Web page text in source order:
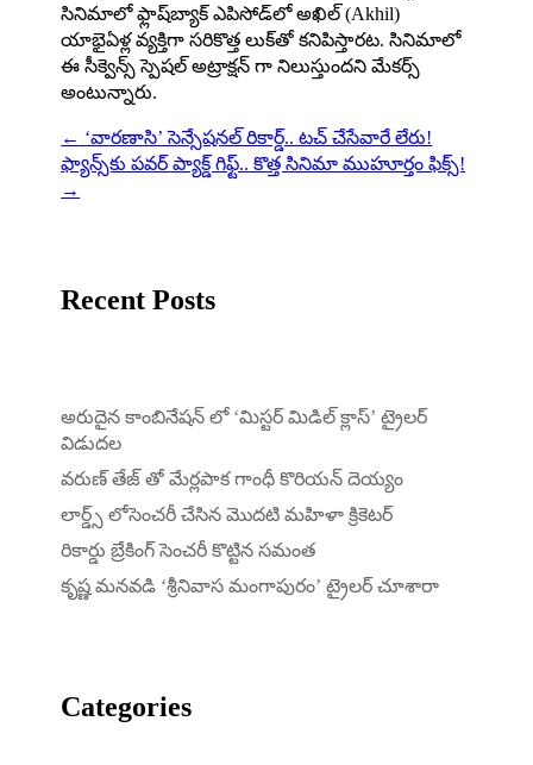
సినిమాలో ఫ్లాష్‌బ్యాక్‌ ఎపిసోడ్‌లో అఖిల్‌ (Akhil)
యాభైఏళ్ల వ్యక్తిగా సరికొత్త లుక్‌తో కనిపిస్తారట. సినిమాలో
ఈ సీక్వెన్స్ స్పెషల్ అట్రాక్షన్ గా నిలుస్తుందని మేకర్స్‌
అంటున్నారు.
← ‘వారణాసి’ సెన్సేషనల్ రికార్డ్.. టచ్ చేసేవారే లేరు!
ఫ్యాన్స్‌కు పవర్ ప్యాక్డ్ గిఫ్ట్.. కొత్త సినిమా ముహూర్తం ఫిక్స్!
→
Recent Posts
అరుదైన కాంబినేషన్ లో ‘మిస్టర్ మిడిల్ క్లాస్’ ట్రైలర్
విడుదల
వరుణ్ తేజ్ తో మేర్లపాక గాంధీ కొరియన్ దెయ్యం
లార్డ్స్ లోసెంచరీ చేసిన మొదటి మహిళా క్రికెటర్
రికార్డు బ్రేకింగ్ సెంచరీ కొట్టిన సమంత
కృష్ణ మనవడి ‘శ్రీనివాస మంగాపురం’ ట్రైలర్ చూశారా
Categories